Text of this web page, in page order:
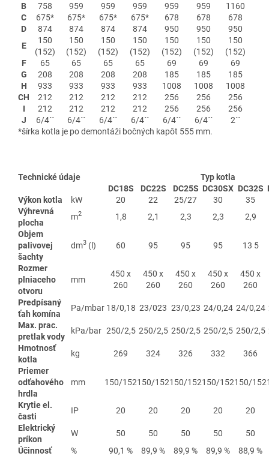
B
758 959 959 959 959 959
1160
C
675* 675* 675* 675* 678 678
678
D
874 874 874 874 950 950
950
E
150
(152)
150
(152)
150
(152)
150
(152)
150
(152)
150
(152)
150
(152)
F
65 65 65 65 69 69
69
G
208 208 208 208 185 185
185
H
933 933 933 933 1008 1008
1008
CH
212 212 212 212 256 256
256
I
212 212 212 212 256 256
256
J
6/4´´ 6/4´´ 6/4´´ 6/4´´ 6/4´´ 6/4´´
2´´
*šírka kotla je po demontáži bočných kapôt 555 mm.
Technické údaje
Typ kotla
DC18S
DC22S DC25S DC30SX DC32S
Výkon kotla
kW 20 22 25/27 30
35
Výhrevná
plocha
m2 1,8 2,1 2,3 2,3
2,9
Objem
palivovej
šachty
dm3 (l) 60 95 95 95 13 5
Rozmer
plniaceho
otvoru
mm
450 x
260
450 x
260
450 x
260
450 x
260
450 x
260
Predpísaný
ťah komína
Pa/mbar 18/0,18 23/023 23/0,23 24/0,24 24/0,24
Max. prac.
pretlak vody
kPa/bar 250/2,5 250/2,5 250/2,5 250/2,5 250/2,5
Hmotnosť
kotla
kg 269 324 326 332
366
Priemer
odťahového
hrdla
mm 150/152150/152150/152150/152150/152
Krytie el.
časti
IP 20 20 20 20
20
Elektrický
príkon
W 50 50 50 50
50
Účinnosť
% 90,1 % 89,9 % 89,9 % 89,9 %
88,9 %